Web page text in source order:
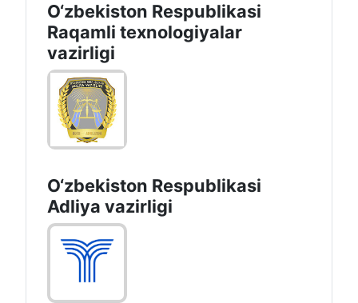
O‘zbekiston Respublikasi
Raqamli texnologiyalar
vazirligi
O‘zbekiston Respublikasi
Adliya vazirligi